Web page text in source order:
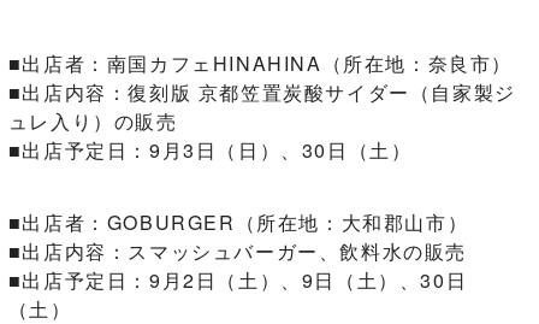
■出店者：南国カフェHINAHINA（所在地：奈良市）
■出店内容：復刻版 京都笠置炭酸サイダー（自家製ジ
ュレ入り）の販売
■出店予定日：9月3日（日）、30日（土）
■出店者：GOBURGER（所在地：大和郡山市）
■出店内容：スマッシュバーガー、飲料水の販売
■出店予定日：9月2日（土）、9日（土）、30日
（土）